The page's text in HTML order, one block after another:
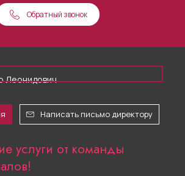
Обратный звонок
Написать письмо директору
услуги от команды